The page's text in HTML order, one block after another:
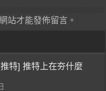
網站才能發佈留言。
特] 推特上在夯什麼